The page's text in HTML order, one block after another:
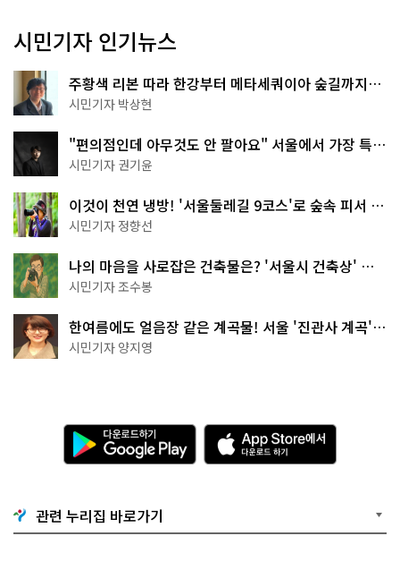
시민기자 인기뉴스
주황색 리본 따라 한강부터 메타세쿼이아 숲길까지…
서울둘레길 15코스
시민기자 박상현
"편의점인데 아무것도 안 팔아요" 서울에서 가장 특별
한 편의점의 정체
시민기자 권기윤
이것이 천연 냉방! '서울둘레길 9코스'로 숲속 피서 떠
나볼까
시민기자 정향선
나의 마음을 사로잡은 건축물은? '서울시 건축상' 수
상작 공개!
시민기자 조수봉
한여름에도 얼음장 같은 계곡물! 서울 '진관사 계곡'이
천국이네~
시민기자 양지영
다
운
로
기
G
o
A
p
p
e
관련 누리집 바로가기